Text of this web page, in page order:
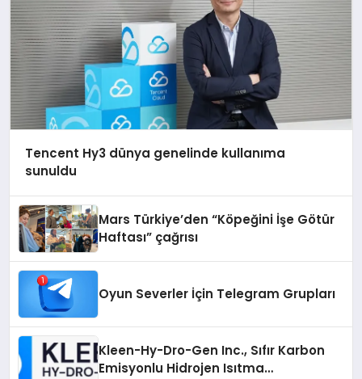
Tencent Hy3 dünya genelinde kullanıma
sunuldu
Mars Türkiye’den “Köpeğini İşe Götür
Haftası” çağrısı
Oyun Severler İçin Telegram Grupları
Kleen-Hy-Dro-Gen Inc., Sıfır Karbon
Emisyonlu Hidrojen Isıtma